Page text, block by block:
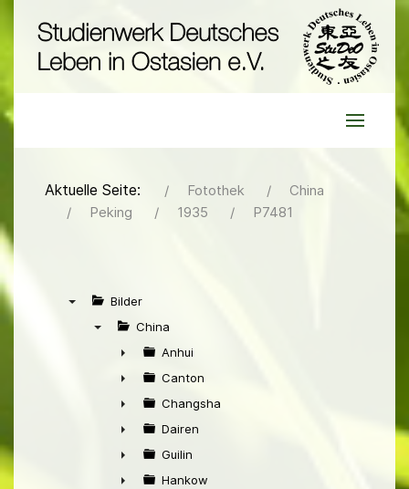
Aktuelle Seite: Fotothek
China
Peking
1935 P7481
Bilder
China
►
Anhui
►
Canton
►
Changsha
►
Dairen
►
Guilin
Hankow